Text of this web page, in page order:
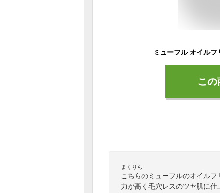
こ
まくりん
こちらのミューフルのオイル
力が高く毛穴レスのツヤ肌に